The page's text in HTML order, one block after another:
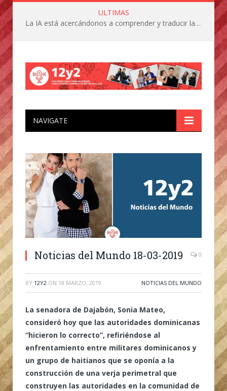
ULTIMAS
La IA está acercándonos a comprender y traducir las vocalizaciones y comportamientos de nuestras mascotas
NAVIGATE
Noticias del Mundo 18-03-2019 0
BY 12Y2 ON 18 MARZO, 2019 NOTICIAS DEL MUNDO
La senadora de Dajabón, Sonia Mateo,
consideró hoy que las autoridades dominicanas
“hicieron lo correcto”, refiriéndose al
enfrentamiento entre militares dominicanos y
un grupo de haitianos que se oponía a la
construcción de una verja perimetral que
construyen las autoridades en la comunidad de